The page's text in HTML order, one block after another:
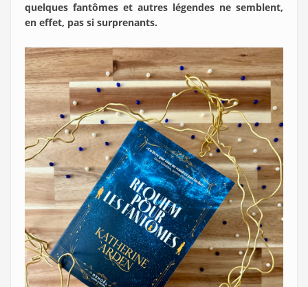
quelques fantômes et autres légendes ne semblent,
en effet, pas si surprenants.